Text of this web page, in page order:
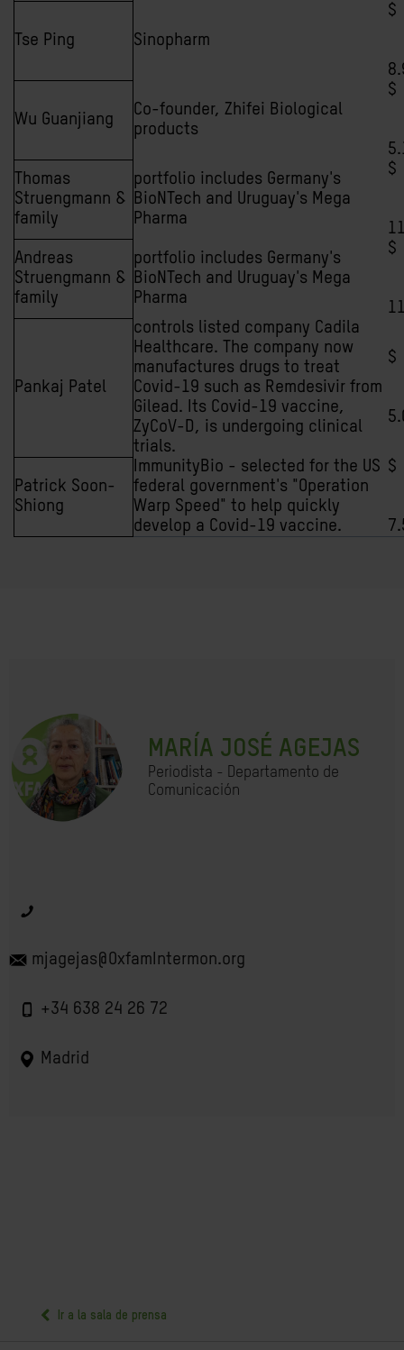
Tse Ping Sinopharm
Wu Guanjiang
Co-founder, Zhifei Biological
products
Thomas
Struengmann &
family
portfolio includes Germany's
BioNTech and Uruguay's Mega
Pharma
Andreas
Struengmann &
family
portfolio includes Germany's
BioNTech and Uruguay's Mega
Pharma
Pankaj Patel
controls listed company Cadila
Healthcare. The company now
manufactures drugs to treat
Covid-19 such as Remdesivir from
Gilead. Its Covid-19 vaccine,
ZyCoV-D, is undergoing clinical
trials.
Patrick Soon-
Shiong
ImmunityBio - selected for the US
federal government's "Operation
Warp Speed" to help quickly
develop a Covid-19 vaccine.
MARÍA JOSÉ AGEJAS
Periodista - Departamento de
Comunicación
mjagejas@OxfamIntermon.org
+34 638 24 26 72
Madrid
Ir a la sala de prensa